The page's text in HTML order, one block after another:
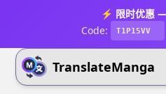
⚡ 限时优惠
Code:
T1P15VV
TranslateManga